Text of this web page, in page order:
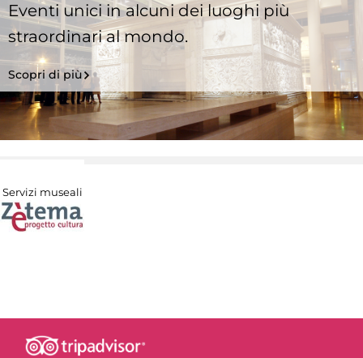
Eventi unici in alcuni dei luoghi più
straordinari al mondo.
Scopri di più
Servizi museali